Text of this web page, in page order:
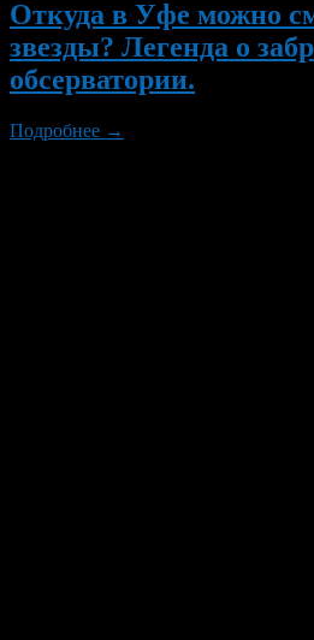
Откуда в Уфе можно
звезды? Легенда о
обсерватории.
Подробнее →